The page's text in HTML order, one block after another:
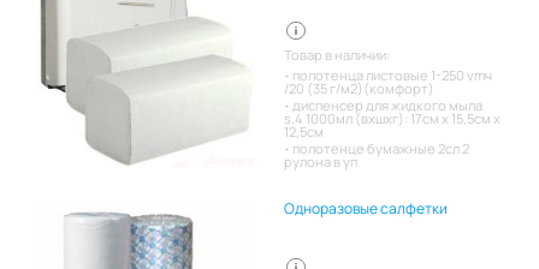
Товар в наличии:
полотенца листовые 1-250 vmч
/20 (35 г/м2)(комфорт)
диспенсер для жидкого мыла
s.4 1000мл (вхшхг): 17см x 15,5см x
12,5см
полотенце бумажные 2сл 2
рулона в уп
Одноразовые салфетки